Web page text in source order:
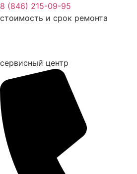
Перейти
к
8 (846) 215-09-95
стоимость и срок ремонта
сервисный центр